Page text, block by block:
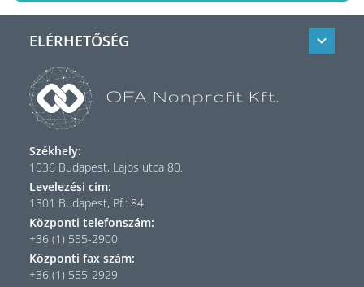
ELÉRHETŐSÉG
Székhely:
1036 Budapest, Lajos utca 80.
Levelezési cím:
1301 Budapest, Pf.: 84.
Központi telefonszám:
+36 (1) 555-2900
Központi fax szám:
+36 (1) 555-2929